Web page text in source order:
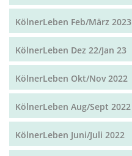
KölnerLeben Feb/März 2023
KölnerLeben Dez 22/Jan 23
KölnerLeben Okt/Nov 2022
KölnerLeben Aug/Sept 2022
KölnerLeben Juni/Juli 2022